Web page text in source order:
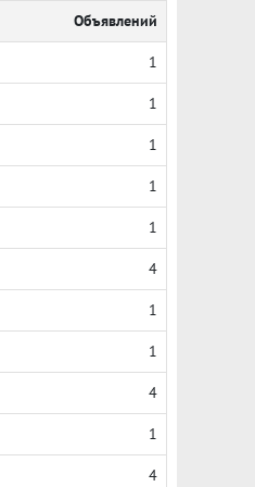
Объявлений
1
1
1
1
1
4
1
1
4
1
4